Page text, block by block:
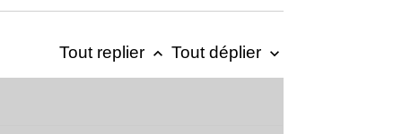
Tout replier keyboard_arrow_up Tout déplier keyboard_arrow_down